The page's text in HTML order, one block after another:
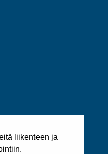
liikenteen ja